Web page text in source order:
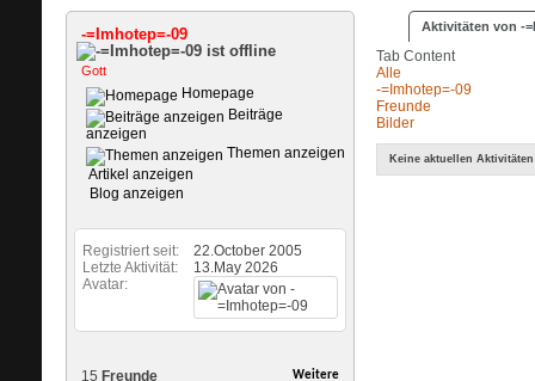
-=Imhotep=-09
Gott
Homepage
Beiträge
anzeigen
Themen anzeigen
Artikel anzeigen
Blog anzeigen
Registriert seit
22.October 2005
Letzte Aktivität
13.May 2026
Avatar
Weitere
15 Freunde
Aktivitäten von -
Tab Content
Alle
-=Imhotep=-09
Freunde
Bilder
Keine aktuellen Aktivitäten